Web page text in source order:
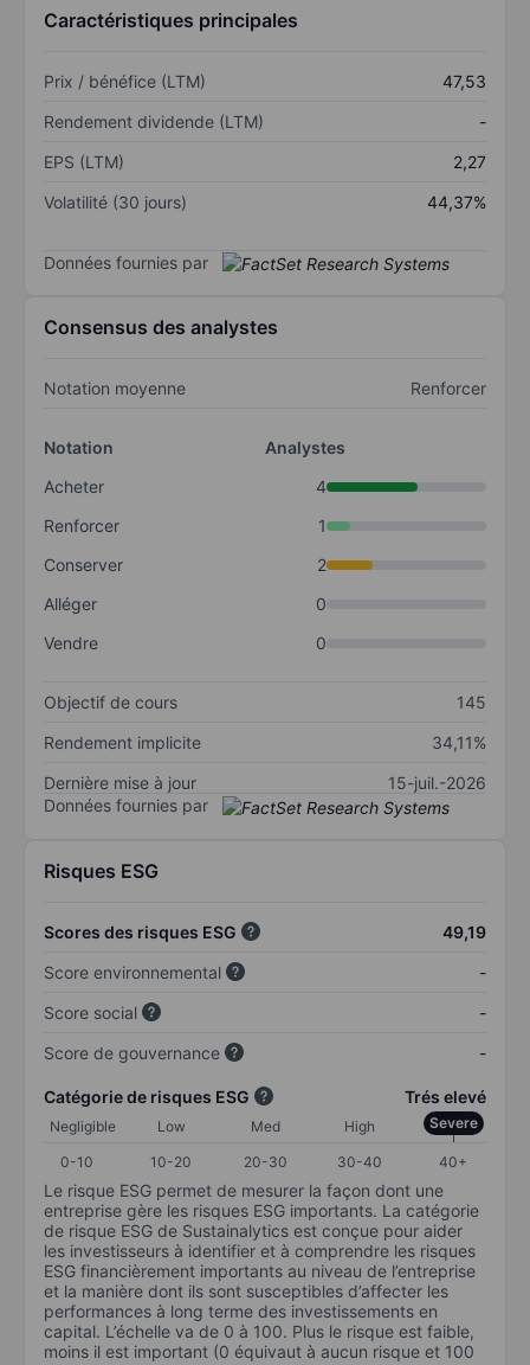
Caractéristiques principales
Prix / bénéfice (LTM)
47,53
Rendement dividende (LTM)
-
EPS (LTM)
2,27
Volatilité (30 jours)
44,37%
Données fournies par
Consensus des analystes
Notation moyenne Renforcer
Notation
Analystes
Acheter
4
Renforcer
1
Conserver
2
Alléger
0
Vendre
0
Objectif de cours
145
Rendement implicite
34,11%
Dernière mise à jour
15-juil.-2026
Données fournies par
Risques ESG
Scores des risques ESG
49,19
Score environnemental
-
Score social
-
Score de gouvernance
-
Catégorie de risques ESG Trés elevé
Negligible Low Med High Severe
0-10 10-20 20-30 30-40 40+
Le risque ESG permet de mesurer la façon dont une
entreprise gère les risques ESG importants. La catégorie
de risque ESG de Sustainalytics est conçue pour aider
les investisseurs à identifier et à comprendre les risques
ESG financièrement importants au niveau de l’entreprise
et la manière dont ils sont susceptibles d’affecter les
performances à long terme des investissements en
capital. L’échelle va de 0 à 100. Plus le risque est faible,
moins il est important (0 équivaut à aucun risque et 100